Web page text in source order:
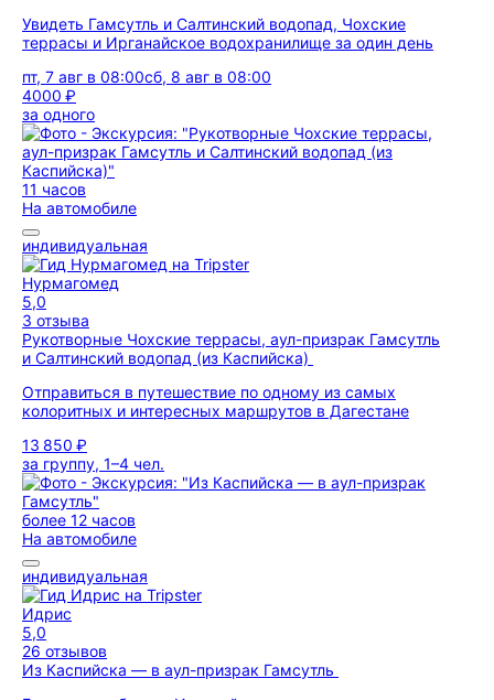
Увидеть Гамсутль и Салтинский водопад, Чохские
террасы и Ирганайское водохранилище за один день
пт, 7 авг в 08:00сб, 8 авг в 08:00
4000 ₽
за одного
11 часов
На автомобиле
индивидуальная
Нурмагомед
5,0
3 отзыва
Рукотворные Чохские террасы, аул-призрак Гамсутль
и Салтинский водопад (из Каспийска)
Отправиться в путешествие по одному из самых
колоритных и интересных маршрутов в Дагестане
13 850 ₽
за группу, 1–4 чел.
более 12 часов
На автомобиле
индивидуальная
Идрис
5,0
26 отзывов
Из Каспийска — в аул-призрак Гамсутль